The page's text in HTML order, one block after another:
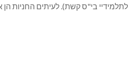
בי"ס קשת). לעיתים החניות